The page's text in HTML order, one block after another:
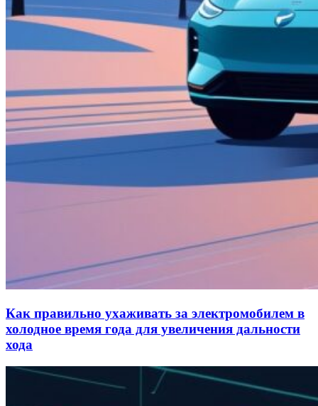
Как правильно ухаживать за электромобилем в
холодное время года для увеличения дальности
хода